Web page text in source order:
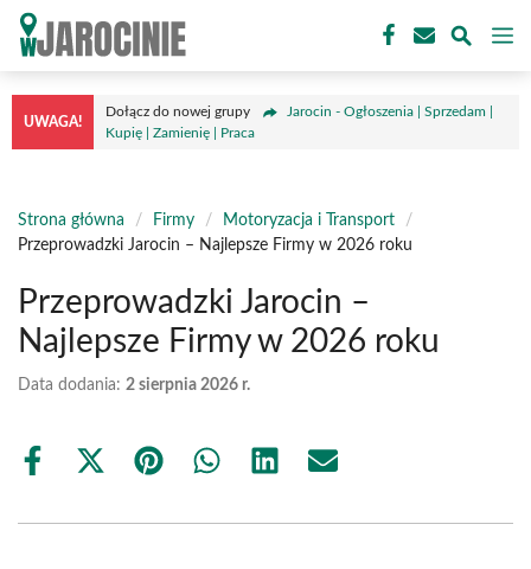
Przejdź
treści
UWAGA!
Dołącz do nowej grupy
Jarocin - Ogłoszenia | Sprzedam |
Kupię | Zamienię | Praca
Strona główna / Firmy / Motoryzacja i Transport
/
Przeprowadzki Jarocin – Najlepsze Firmy w 2026 roku
Przeprowadzki Jarocin –
Najlepsze Firmy w 2026 roku
Data dodania: 2 sierpnia 2026 r.
Share
Share
(Twitter)
Share Share Share Share